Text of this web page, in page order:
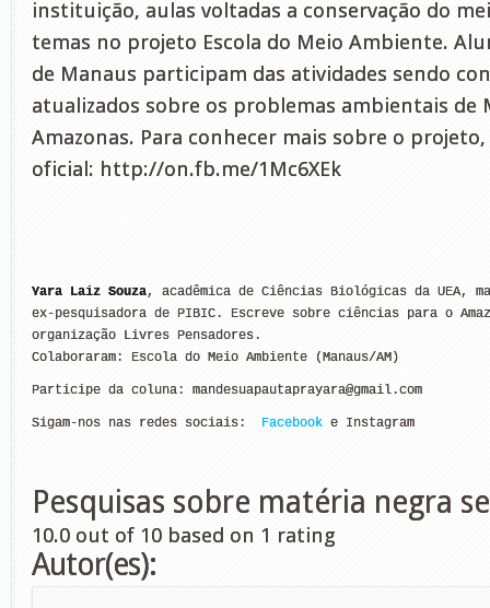
instituição, aulas voltadas a conservação do
temas no projeto Escola do Meio Ambiente.
de Manaus participam das atividades sendo
atualizados sobre os problemas ambientais de
Amazonas. Para conhecer mais sobre o
oficial: http://on.fb.me/1Mc6XEk
Yara Laiz Souza, acadêmica de Ciências Biológicas da UEA,
ex-pesquisadora de PIBIC. Escreve sobre ciências para o
organização Livres Pensadores.
Colaboraram: Escola do Meio Ambiente (Manaus/AM)
Participe da coluna: mandesuapautaprayara@gmail.com
Sigam-nos nas redes sociais: Facebook e Instagram
Pesquisas sobre matéria negra
10.0 out of 10 based on 1 rating
Autor(es):